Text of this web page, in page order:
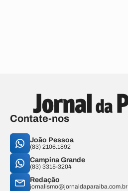
Contate-nos
João Pessoa
(83) 2106.1892
Campina Grande
(83) 3315-3204
Redação
jornalismo@jornaldaparaiba.com.br